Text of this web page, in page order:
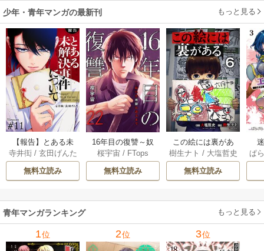
少年・青年マンガの最新刊 もっと見る
【報告】とある未
解決事件について 1
1巻
寺井衒/ 玄田げんた
無料立読み
16年目の復讐～奴
らを地獄に送るま
で 22巻
桜宇宙 / FTops
無料立読み
この絵には裏があ
る 6巻
樹生ナト / 大塩哲史
無料立読み
ぱ
青年マンガランキング もっと見る
1位 2位 3位